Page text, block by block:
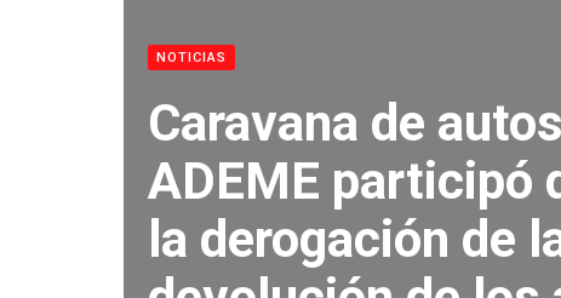
NOTICIAS
Caravana de
ADEME participó
la derogación de